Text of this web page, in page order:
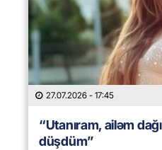
27.07.2026 - 17:45
“Utanıram, ailəm
düşdüm”